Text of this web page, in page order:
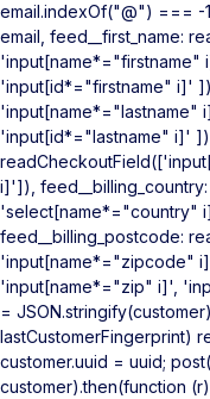
email.indexOf("@") === -
email, feed__first_name:
'input[name*="firstname"
'input[id*="firstname" i]'
'input[name*="lastname"
'input[id*="lastname" i]'
i]']),
'select[name*="country"
feed__billing_postcode:
'input[name*="zipcode"
'input[name*="zip" i]',
=
lastCustomerFingerprint)
customer.uuid = uuid;
customer).then(function